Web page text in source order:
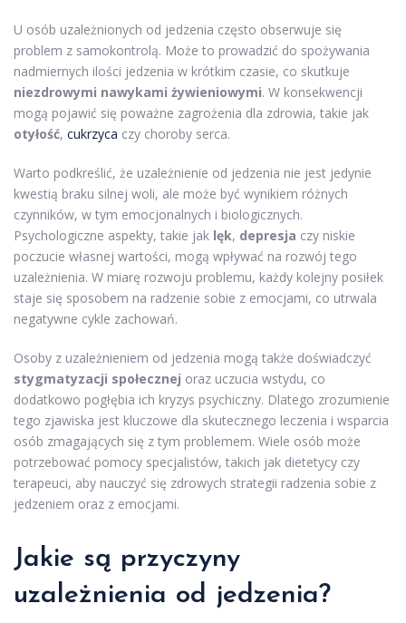
U osób uzależnionych od jedzenia często obserwuje się
problem z samokontrolą. Może to prowadzić do spożywania
nadmiernych ilości jedzenia w krótkim czasie, co skutkuje
niezdrowymi nawykami żywieniowymi. W konsekwencji
mogą pojawić się poważne zagrożenia dla zdrowia, takie jak
otyłość, cukrzyca czy choroby serca.
Warto podkreślić, że uzależnienie od jedzenia nie jest jedynie
kwestią braku silnej woli, ale może być wynikiem różnych
czynników, w tym emocjonalnych i biologicznych.
Psychologiczne aspekty, takie jak lęk, depresja czy niskie
poczucie własnej wartości, mogą wpływać na rozwój tego
uzależnienia. W miarę rozwoju problemu, każdy kolejny posiłek
staje się sposobem na radzenie sobie z emocjami, co utrwala
negatywne cykle zachowań.
Osoby z uzależnieniem od jedzenia mogą także doświadczyć
stygmatyzacji społecznej oraz uczucia wstydu, co
dodatkowo pogłębia ich kryzys psychiczny. Dlatego zrozumienie
tego zjawiska jest kluczowe dla skutecznego leczenia i wsparcia
osób zmagających się z tym problemem. Wiele osób może
potrzebować pomocy specjalistów, takich jak dietetycy czy
terapeuci, aby nauczyć się zdrowych strategii radzenia sobie z
jedzeniem oraz z emocjami.
Jakie są przyczyny
uzależnienia od jedzenia?